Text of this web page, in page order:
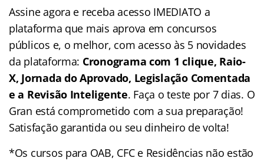
Assine agora e receba acesso IMEDIATO a
plataforma que mais aprova em concursos
públicos e, o melhor, com acesso às 5 novidades
da plataforma: Cronograma com 1 clique, Raio-
X, Jornada do Aprovado, Legislação Comentada
e a Revisão Inteligente. Faça o teste por 7 dias. O
Gran está comprometido com a sua preparação!
Satisfação garantida ou seu dinheiro de volta!
*Os cursos para OAB, CFC e Residências não estão